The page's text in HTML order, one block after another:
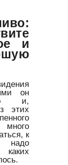
и
он
и,
этих
к